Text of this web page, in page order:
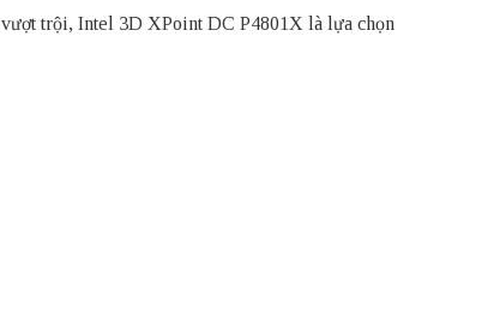
vượt trội, Intel 3D XPoint DC P4801X là lựa chọn